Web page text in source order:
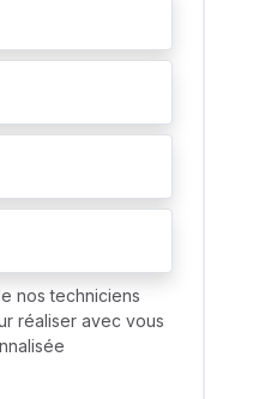
nos techniciens
réaliser avec vous